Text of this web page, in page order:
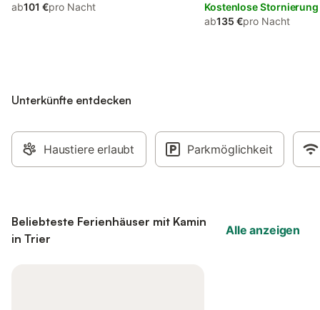
ab101 €pro Nacht
Kostenlose Stornierung
ab135 €pro Nacht
Unterkünfte entdecken
Haustiere erlaubt Parkmöglichkeit
Beliebteste Ferienhäuser mit Kamin
in Trier
Alle anzeigen